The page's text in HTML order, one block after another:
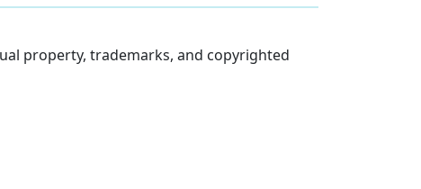
property, trademarks, and copyrighted